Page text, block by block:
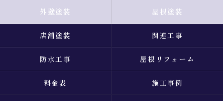
外壁塗装 屋根塗装
店舗塗装 関連工事
防水工事 屋根リフォーム
料金表 施工事例